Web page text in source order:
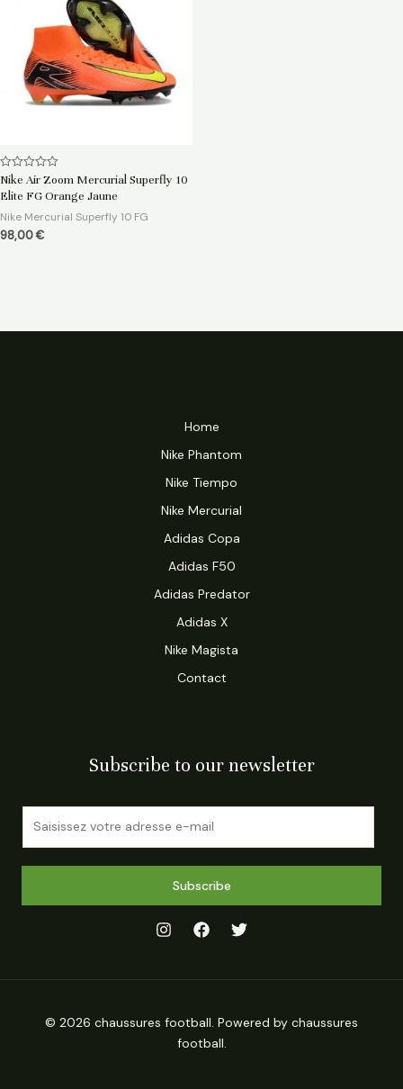
Note
sur
Nike Air Zoom Mercurial Superfly 10
Elite FG Orange Jaune
Nike Mercurial Superfly 10 FG
98,00€
Home
Nike Phantom
Nike Tiempo
Nike Mercurial
Adidas Copa
Adidas F50
Adidas Predator
Adidas X
Nike Magista
Contact
Subscribe to our newsletter
Subscribe
© 2026 chaussures football. Powered by chaussures
football.